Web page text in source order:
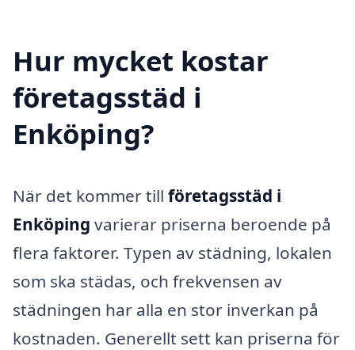
Hur mycket kostar
företagsstäd i
Enköping?
När det kommer till företagsstäd i
Enköping varierar priserna beroende på
flera faktorer. Typen av städning, lokalen
som ska städas, och frekvensen av
städningen har alla en stor inverkan på
kostnaden. Generellt sett kan priserna för